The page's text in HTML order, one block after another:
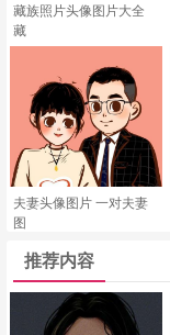
藏族照片头像图片大全
藏
夫妻头像图片 一对夫妻
图
推荐内容